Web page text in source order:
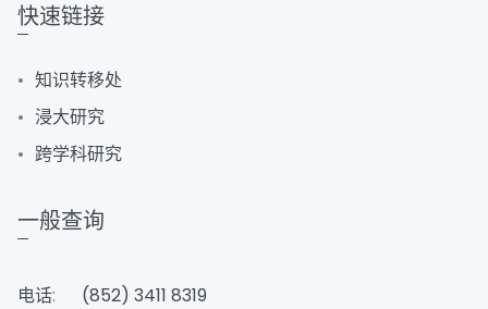
快速链接
知识转移处
浸大研究
跨学科研究
一般查询
电话:
(852) 3411 8319